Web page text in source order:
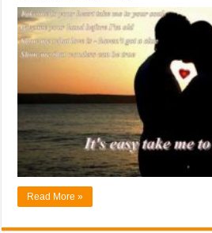
Read More »